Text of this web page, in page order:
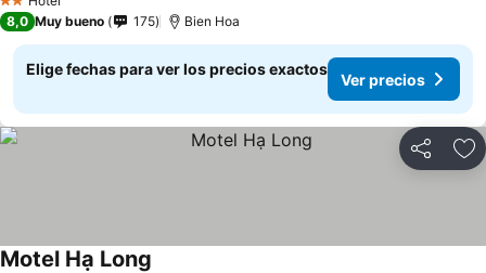
2 Estrellas
8,0 Muy bueno 175 Bien Hoa
Elige fechas para ver los precios exactos
Ver precios
Compartir
Motel Hạ Long